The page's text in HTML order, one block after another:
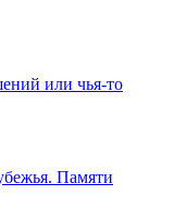
или чья-то
Памяти